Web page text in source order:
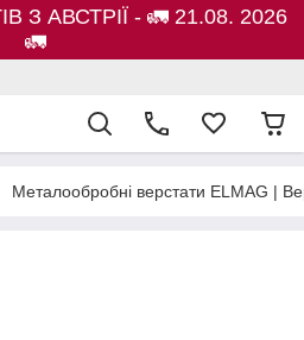
З АВСТРІЇ - 🚛 21.08. 2026
🚛
Металообробні верстати ELMAG |